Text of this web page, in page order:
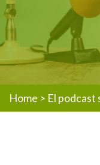
Home > El